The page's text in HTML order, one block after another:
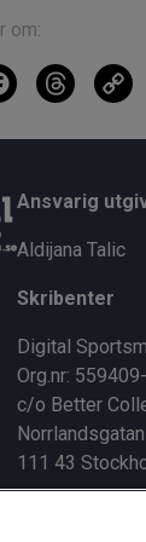
om:
F
b
o
k
T
a
d
Ansvarig
Aldijana Talic
Skribenter
Digital
Org.nr:
c/o Better
111 43